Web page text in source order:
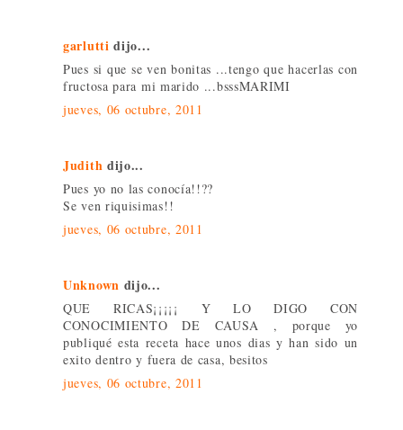
garlutti dijo...
Pues si que se ven bonitas ...tengo que hacerlas con
fructosa para mi marido ...bsssMARIMI
jueves, 06 octubre, 2011
Judith dijo...
Pues yo no las conocía!!??
Se ven riquisimas!!
jueves, 06 octubre, 2011
Unknown dijo...
QUE RICAS¡¡¡¡¡ Y LO DIGO CON
CONOCIMIENTO DE CAUSA , porque yo
publiqué esta receta hace unos dias y han sido un
exito dentro y fuera de casa, besitos
jueves, 06 octubre, 2011